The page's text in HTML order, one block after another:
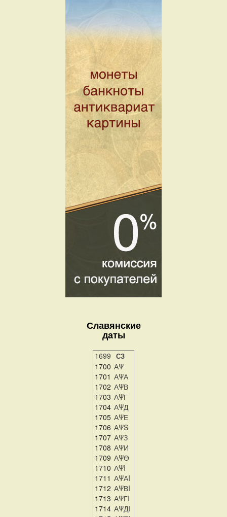
Славянские
даты
1699 СЗ
1700 АΨ
1701 АΨА
1702 АΨВ
1703 АΨГ
1704 АΨД
1705 АΨЕ
1706 АΨS
1707 АΨЗ
1708 АΨИ
1709 АΨӨ
1710 АΨI
1711 АΨАI
1712 АΨВI
1713 АΨГI
1714 АΨДI